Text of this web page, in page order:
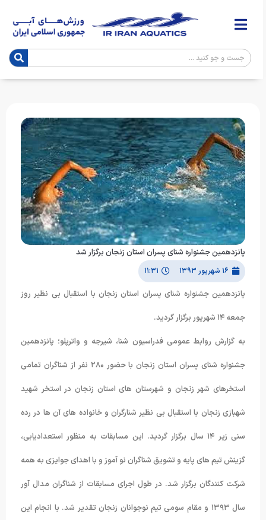
پانزدهمین جشنواره شنای پسران استان زنجان برگزار شد
۱۶ شهریور ۱۳۹۳ ۱۱:۳۱
پانزدهمین جشنواره شنای پسران استان زنجان با استقبال بی نظیر روز
جمعه ۱۴ شهریور برگزار گردید.
به گزارش روابط عمومی فدراسیون شنا، شیرجه و واترپلو؛ پانزدهمین
جشنواره شنای پسران استان زنجان با حضور ۲۸۰ نفر از شناگران تمامی
استخرهای شهر زنجان و شهرستان های استان زنجان در استخر شهید
شهبازی زنجان با استقبال بی نظیر شنارگران و خانواده های آن ها در رده
سنی زیر ۱۴ سال برگزار گردید. این مسابقات به منظور استعدادیابی،
گزینش تیم های پایه و تشویق شناگران نو آموز و با اهدای جوایزی به همه
شرکت کنندگان برگزار شد. در طول اجرای مسابقات از شناگران مدال آور
سال ۱۳۹۳ و مقام سومی تیم نوجوانان زنجان تقدیر شد. با انجام این